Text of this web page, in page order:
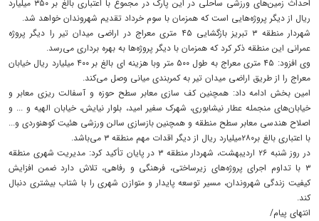
احداث زمین‌های ورزشی ساحلی در این پارک در مجموع با اعتباری بالغ بر ۳۵۰ میلیارد
ریال از دیگر پروژه‌هایی است که همزمان با سوم خرداد تقدیم شهروندان خواهد شد.
شهردار منطقه ۳ تبریز بازگشایی ۴۵ متری معراج در اراضی میدان تیر را دیگر پروژه
عمرانی این منطقه ذکر کرد که همزمان با دیگر پروژه‌ها به بهره برداری می‌رسد.
وی افزود: ۴۵ متری معراج به طول ۵۰۰ متر وبا هزینه ای بالغ بر ۴۰۰ میلیارد ریال خیابان
معراج را از طریق اراضی میدان تیر به کمربندی میانی وصل می‌کند.
امین بخش ادامه داد: همچنین کف سازی معابر سطح حوزه و آسفالت ریزی معابر و
خیابان‌های منجمله عطار نیشابوری، شهرک سفیر امید، بلوار نیایش، خیابان الهیه و ... و
اصلاح هندسی معابر سطح منطقه و همچنین بازسازی سالن ورزشی هئیت کوهنوردی و...
با اعتباری بالغ بر۲۸۰میلیارد ریال از دیگر اقدات مهم منطقه ۳ می‌باشد.
در روز شنبه ۲۶ اردیبهشت، شهردار منطقه ۳ در پایان تأکید کرد: مدیریت شهری منطقه
۳ با تداوم اجرای پروژه‌های زیرساختی، فرهنگی و رفاهی، تلاش دارد ضمن افزایش
کیفیت زندگی شهروندان، مسیر توسعه پایدار و متوازن شهری را با شتاب بیشتری دنبال
کند.
انتهای پیام/